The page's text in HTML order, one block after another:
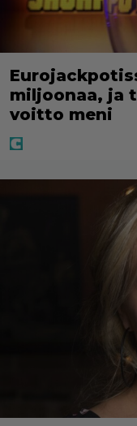
miljoonaa, ja
voitto meni